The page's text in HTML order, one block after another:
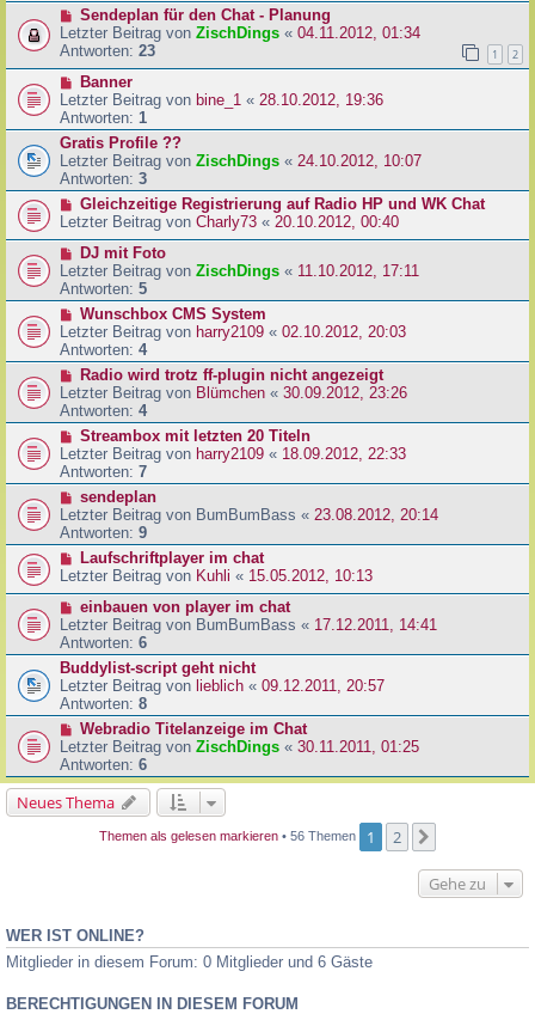
Sendeplan für den Chat - Planung
Letzter Beitrag von ZischDings « 04.11.2012, 01:34
Antworten: 23 1 2
Banner
Letzter Beitrag von bine_1 « 28.10.2012, 19:36
Antworten: 1
Gratis Profile ??
Letzter Beitrag von ZischDings « 24.10.2012, 10:07
Antworten: 3
Gleichzeitige Registrierung auf Radio HP und WK Chat
Letzter Beitrag von Charly73 « 20.10.2012, 00:40
DJ mit Foto
Letzter Beitrag von ZischDings « 11.10.2012, 17:11
Antworten: 5
Wunschbox CMS System
Letzter Beitrag von harry2109 « 02.10.2012, 20:03
Antworten: 4
Radio wird trotz ff-plugin nicht angezeigt
Letzter Beitrag von Blümchen « 30.09.2012, 23:26
Antworten: 4
Streambox mit letzten 20 Titeln
Letzter Beitrag von harry2109 « 18.09.2012, 22:33
Antworten: 7
sendeplan
Letzter Beitrag von BumBumBass « 23.08.2012, 20:14
Antworten: 9
Laufschriftplayer im chat
Letzter Beitrag von Kuhli « 15.05.2012, 10:13
einbauen von player im chat
Letzter Beitrag von BumBumBass « 17.12.2011, 14:41
Antworten: 6
Buddylist-script geht nicht
Letzter Beitrag von lieblich « 09.12.2011, 20:57
Antworten: 8
Webradio Titelanzeige im Chat
Letzter Beitrag von ZischDings « 30.11.2011, 01:25
Antworten: 6
Neues Thema
Themen als gelesen markieren • 56 Themen 1 2
Gehe zu
WER IST ONLINE?
Mitglieder in diesem Forum: 0 Mitglieder und 6 Gäste
BERECHTIGUNGEN IN DIESEM FORUM